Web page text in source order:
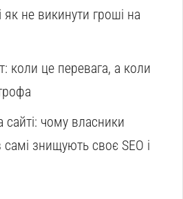
як не викинути гроші на
коли це перевага, а коли
чому власники
самі знищують своє SEO і